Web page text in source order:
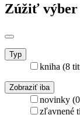
Zúžiť výber
Typ
kniha (8
Zobraziť iba
novinky
zľavnené